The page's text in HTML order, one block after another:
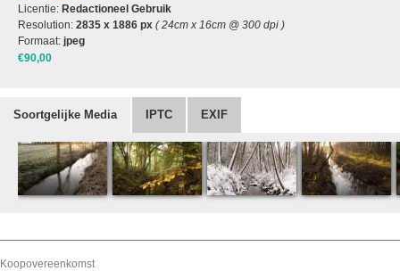
Licentie: Redactioneel Gebruik
Resolution: 2835 x 1886 px ( 24cm x 16cm @ 300 dpi )
Formaat: jpeg
€90,00
Soortgelijke Media IPTC EXIF
Koopovereenkomst